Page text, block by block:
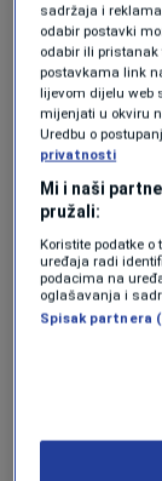
sadržaja i
odabir postavki
odabir ili
postavkama link
lijevom dijelu web
mijenjati u okviru
Uredbu o
privatnosti
Mi i naši
pružali:
Koristite podatke
uređaja radi
podacima na
oglašavanja i
Spisak partnera